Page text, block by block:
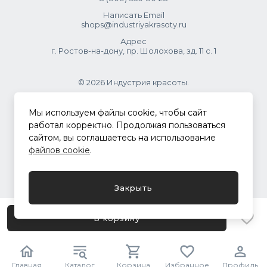
Главная Каталог Корзина Избранное Профиль
В корзину
русый, русый или светло-русый цвет. Это не ошибка, а
просто разница в системах обозначений. Приоритетной
информацией всегда считается номер красителя.
Написать Email
shops@industriyakrasoty.ru
Адрес
г. Ростов-на-дону, пр. Шолохова, зд. 11 с. 1
© 2026 Индустрия красоты.
.
Политика конфиденциальности
Мы используем файлы cookie, чтобы сайт
работал корректно. Продолжая пользоваться
сайтом, вы соглашаетесь на использование
файлов cookie.
Закрыть